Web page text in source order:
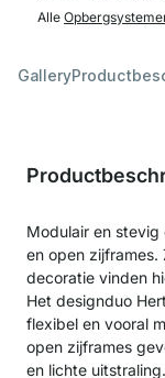
Alle
Gallery
Modulair en
en open zijframes.
decoratie vinden
Het designduo
flexibel en vooral
open zijframes
en lichte